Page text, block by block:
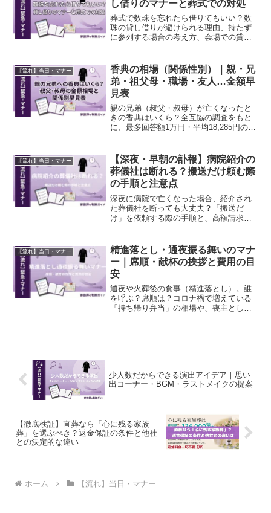
し借りのマナーと葬式での対処
葬式で数珠を忘れたら借りてもいい？数
珠の貸し借りが避けられる理由、持たず
に参列する場合の考え方、会場での貸し
【流れ】当日・マナー
香典の相場（関係性別）｜親・兄
弟・祖父母・職場・友人…金額早
見表
親の兄弟（叔父・叔母）が亡くなったと
きの香典はいくら？全互協の調査をもと
に、最多回答額1万円・平均18,285円の見
まで解説します。
【流れ】当日・マナー
【深夜・早朝の訃報】病院紹介の
葬儀社は断れる？搬送だけ頼む際
の手順と注意点
深夜に病院で亡くなった場合、紹介され
た葬儀社を断っても大丈夫？「搬送だ
け」を依頼する際の手順と、高額請求ト
【流れ】当日・マナー
精進落とし・通夜振る舞いのマナ
ー｜席順・献杯の挨拶と費用の目
安
通夜や火葬後の食事（精進落とし）。誰
を呼ぶ？席順は？コロナ禍で増えている
「持ち帰り弁当」の相場や、喪主として
少人数だからできる演出アイデア｜思い
出コーナー・BGM・ラストメイクの提案
【徹底検証】直葬なら「心に残る家族
葬」を選ぶべき？返金保証の条件と他社
との決定的な違い
ホーム 【流れ】当日・マナー